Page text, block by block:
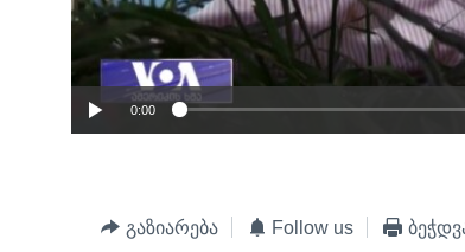
0:00
გაზიარება Follow us